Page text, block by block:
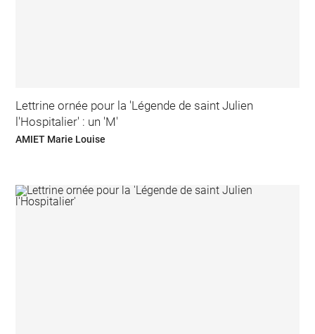
Lettrine ornée pour la 'Légende de saint Julien
l'Hospitalier' : un 'M'
AMIET Marie Louise